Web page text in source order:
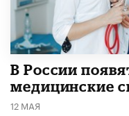
В России
медицинские
12 МАЯ